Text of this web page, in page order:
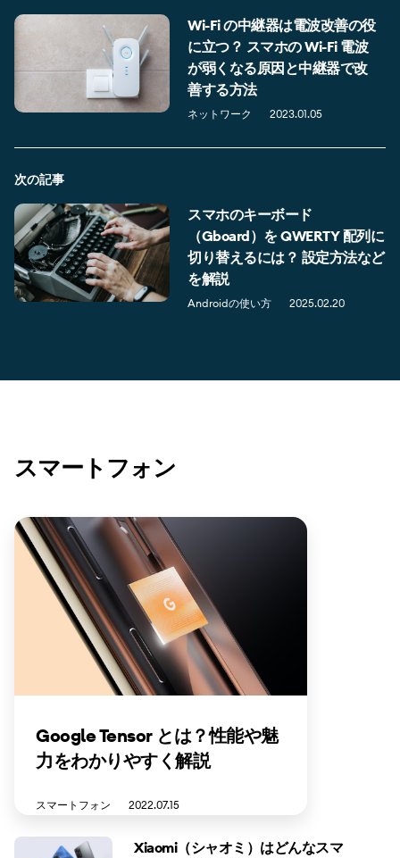
Wi-Fi の中継器は電波改善の役
に立つ？ スマホの Wi-Fi 電波
が弱くなる原因と中継器で改
善する方法
ネットワーク 2023.01.05
次の記事
スマホのキーボード
（Gboard）を QWERTY 配列に
切り替えるには？ 設定方法など
を解説
Androidの使い方 2025.02.20
スマートフォン
Google Tensor とは？性能や魅
力をわかりやすく解説
スマートフォン 2022.07.15
Xiaomi（シャオミ）はどんなスマ